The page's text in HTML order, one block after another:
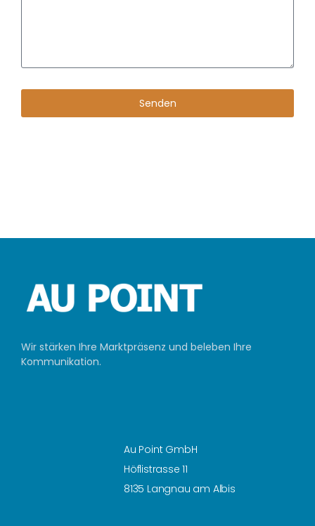
Senden
Wir stärken Ihre Marktpräsenz und beleben Ihre
Kommunikation.
Au Point GmbH
Höflistrasse 11
8135 Langnau am Albis